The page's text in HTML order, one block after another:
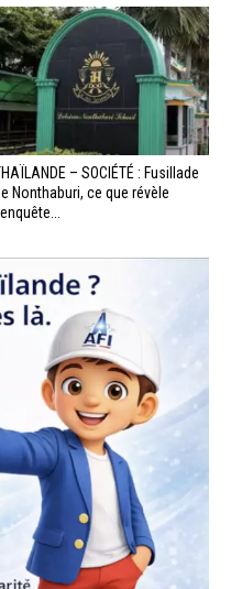
– SOCIÉTÉ : Fusillade
Nonthaburi, ce que révèle